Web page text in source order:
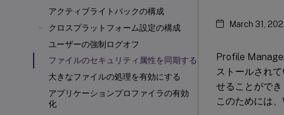
アクティブライトバックの構成
クロスプラットフォーム設定の構成
ユーザーの強制ログオフ
ファイルのセキュリティ属性を同期する
大きなファイルの処理を有効にする
アプリケーションプロファイラの有効
化
March 31,
Profile
ストールされ
せることがで
このためには